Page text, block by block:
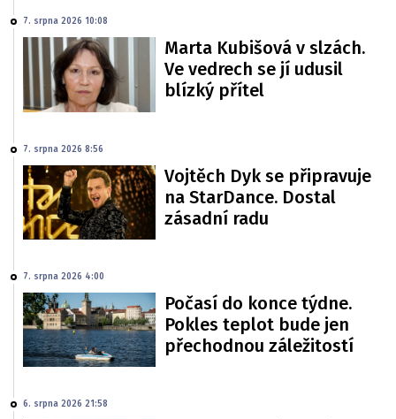
7. srpna 2026 10:08
Marta Kubišová v slzách.
Ve vedrech se jí udusil
blízký přítel
7. srpna 2026 8:56
Vojtěch Dyk se připravuje
na StarDance. Dostal
zásadní radu
7. srpna 2026 4:00
Počasí do konce týdne.
Pokles teplot bude jen
přechodnou záležitostí
6. srpna 2026 21:58